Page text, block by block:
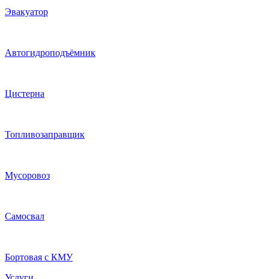
Эвакуатор
Автогидроподъёмник
Цистерна
Топливозаправщик
Мусоровоз
Самосвал
Бортовая с КМУ